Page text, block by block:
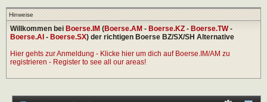
Hinweise
Willkommen bei Boerse.IM (Boerse.AM - Boerse.KZ - Boerse.TW-
Boerse.AI - Boerse.SX) der richtigen Boerse BZ/SX/SH Alternative
Hier gehts zur Anmeldung - Klicke hier um dich auf Boerse.IM/AM zu
registrieren - Register to see all our areas!